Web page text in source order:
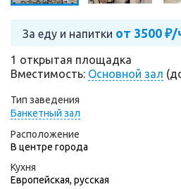
За еду и напитки от 3500 ₽/
1 открытая площадка
Вместимость: Основной зал
Тип заведения
Банкетный зал
Расположение
В центре города
Кухня
Европейская, русская